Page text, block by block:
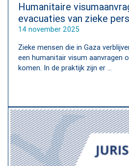
Humanitaire
evacuaties van zieke
14 november 2025
Zieke mensen die in Gaza
een humanitair visum aanvragen
komen. In de praktijk zijn er ...